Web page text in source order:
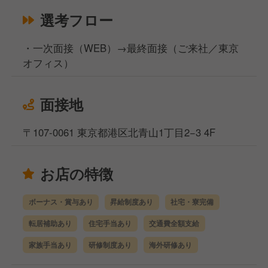
選考フロー
・一次面接（WEB）→最終面接（ご来社／東京
オフィス）
面接地
〒107-0061 東京都港区北青山1丁目2−3 4F
お店の特徴
ボーナス・賞与あり 昇給制度あり 社宅・寮完備
転居補助あり 住宅手当あり 交通費全額支給
家族手当あり 研修制度あり 海外研修あり